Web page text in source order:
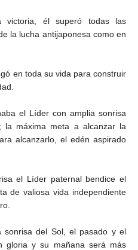
él superó todas las
la lucha antijaponesa como en
en toda su vida para construir
el Líder con amplia sonrisa
la máxima meta a alcanzar la
alcanzarlo, el edén aspirado
el Líder paternal bendice el
de valiosa vida independiente
sonrisa del Sol, el pasado y el
gloria y su mañana será más